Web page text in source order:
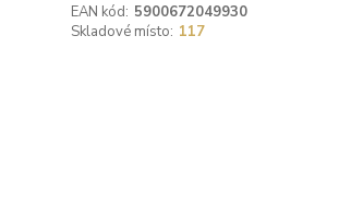
EAN kód: 5900672049930
Skladové místo: 117